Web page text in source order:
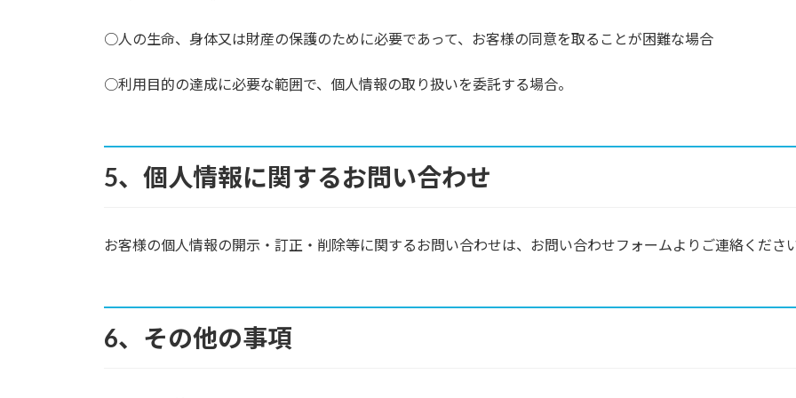
○人の生命、身体又は財産の保護のために必要であって、お客様の同意を取ることが困難な場合
○利用目的の達成に必要な範囲で、個人情報の取り扱いを委託する場合。
5、個人情報に関するお問い合わせ
お客様の個人情報の開示・訂正・削除等に関するお問い合わせは、お問い合わせフォームよりご連絡くださ
6、その他の事項